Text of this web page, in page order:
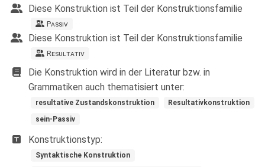
Diese Konstruktion ist Teil der Konstruktionsfamilie
Passiv
Diese Konstruktion ist Teil der Konstruktionsfamilie
Resultativ
Die Konstruktion wird in der Literatur bzw. in
Grammatiken auch thematisiert unter:
resultative Zustandskonstruktion Resultativkonstruktion
sein-Passiv
Konstruktionstyp:
Syntaktische Konstruktion